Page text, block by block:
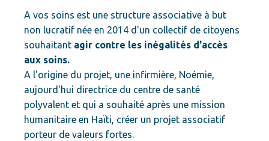
A vos soins est une structure associative à but
non lucratif née en 2014 d'un collectif de citoyens
souhaitant agir contre les inégalités d'accès
aux soins.
A l'origine du projet, une infirmière, Noémie,
aujourd'hui directrice du centre de santé
polyvalent et qui a souhaité après une mission
humanitaire en Haïti, créer un projet associatif
porteur de valeurs fortes.